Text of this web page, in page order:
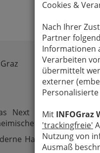
Cookies &
Nach Ihrer
Partner
Informationen
Verarbeiten
übermittelt
externer
Mit INFOGraz
'trackingfreie'
Nutzung von
Ausmaß
Next Liberty als
Theaterszene.
Haus in der neuen